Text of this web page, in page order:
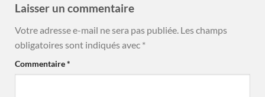
Laisser un commentaire
Votre adresse e-mail ne sera pas publiée. Les champs
obligatoires sont indiqués avec *
Commentaire*